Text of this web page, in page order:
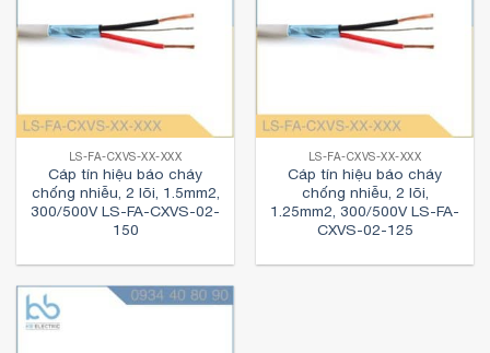
LS-FA-CXVS-XX-XXX
Cáp tín hiệu báo cháy
chống nhiễu, 2 lõi, 1.5mm2,
300/500V LS-FA-CXVS-02-
150
LS-FA-CXVS-XX-XXX
Cáp tín hiệu báo cháy
chống nhiễu, 2 lõi,
1.25mm2, 300/500V LS-FA-
CXVS-02-125